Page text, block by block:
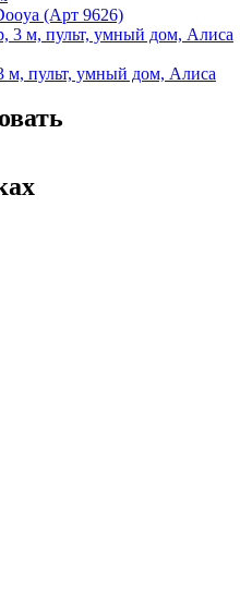
(Арт 9626)
м, пульт, умный дом, Алиса